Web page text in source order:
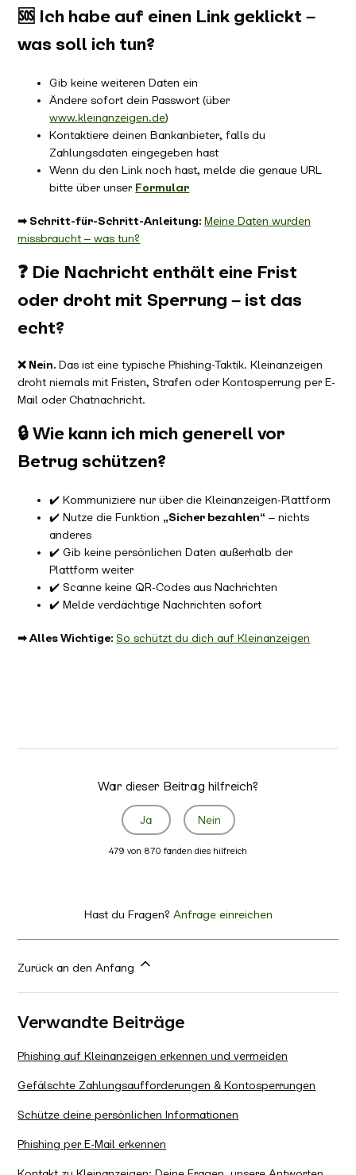
🆘 Ich habe auf einen Link geklickt –
was soll ich tun?
Gib keine weiteren Daten ein
Ändere sofort dein Passwort (über
www.kleinanzeigen.de)
Kontaktiere deinen Bankanbieter, falls du
Zahlungsdaten eingegeben hast
Wenn du den Link noch hast, melde die genaue URL
bitte über unser Formular
➡ Schritt-für-Schritt-Anleitung: Meine Daten wurden
missbraucht – was tun?
❓ Die Nachricht enthält eine Frist
oder droht mit Sperrung – ist das
echt?
❌ Nein. Das ist eine typische Phishing-Taktik. Kleinanzeigen
droht niemals mit Fristen, Strafen oder Kontosperrung per E-
Mail oder Chatnachricht.
🔒 Wie kann ich mich generell vor
Betrug schützen?
✔️ Kommuniziere nur über die Kleinanzeigen-Plattform
✔️ Nutze die Funktion „Sicher bezahlen“ – nichts
anderes
✔️ Gib keine persönlichen Daten außerhalb der
Plattform weiter
✔️ Scanne keine QR-Codes aus Nachrichten
✔️ Melde verdächtige Nachrichten sofort
➡ Alles Wichtige: So schützt du dich auf Kleinanzeigen
War dieser Beitrag hilfreich?
Ja Nein
479 von 870 fanden dies hilfreich
Hast du Fragen? Anfrage einreichen
Zurück an den Anfang
Verwandte Beiträge
Phishing auf Kleinanzeigen erkennen und vermeiden
Gefälschte Zahlungsaufforderungen & Kontosperrungen
Schütze deine persönlichen Informationen
Phishing per E-Mail erkennen